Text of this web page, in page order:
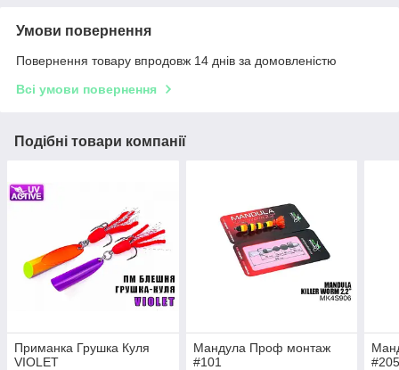
Умови повернення
Повернення товару впродовж 14 днів за домовленістю
Всі умови повернення
Подібні товари компанії
Приманка Грушка Куля
VIOLET
Мандула Проф монтаж
#101